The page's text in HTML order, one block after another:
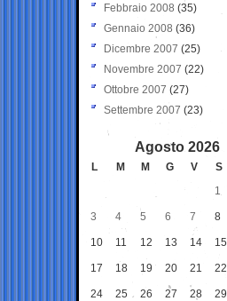
Febbraio 2008 (35)
Gennaio 2008 (36)
Dicembre 2007 (25)
Novembre 2007 (22)
Ottobre 2007 (27)
Settembre 2007 (23)
Agosto 2026
L M M G V S
1
3 4 5 6 7 8
10 11 12 13 14 15
17 18 19 20 21 22
24 25 26 27 28 29